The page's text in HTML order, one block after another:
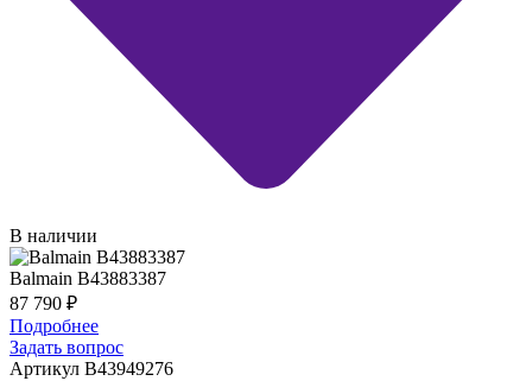
В наличии
Balmain B43883387
87 790 ₽
Подробнее
Задать вопрос
Артикул B43949276